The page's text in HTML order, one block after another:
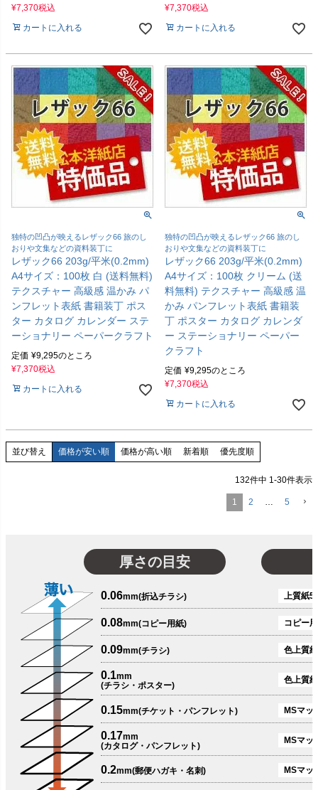
¥7,370税込
カートに入れる
¥7,370税込
カートに入れる
独特の凹凸が映えるレザック66 旅のし
おりや文集などの資料装丁に
レザック66 203g/平米(0.2mm)
A4サイズ：100枚 白 (送料無料)
テクスチャー 高級感 温かみ パ
ンフレット表紙 書籍装丁 ポス
ター カタログ カレンダー ステ
ーショナリー ペーパークラフト
定価 ¥9,295のところ
¥7,370税込
カートに入れる
独特の凹凸が映えるレザック66 旅のし
おりや文集などの資料装丁に
レザック66 203g/平米(0.2mm)
A4サイズ：100枚 クリーム (送
料無料) テクスチャー 高級感 温
かみ パンフレット表紙 書籍装
丁 ポスター カタログ カレンダ
ー ステーショナリー ペーパー
クラフト
定価 ¥9,295のところ
¥7,370税込
カートに入れる
並び替え 価格が安い順 価格が高い順 新着順 優先度順
132件中 1-30件表示
1 2 … 5
厚さの目安
0.06mm(折込チラシ) 上質紙
0.08mm(コピー用紙) コピー
0.09mm(チラシ) 色上質
0.1mm
(チラシ・ポスター)
色上質
0.15mm(チケット・パンフレット) MSマッ
0.17mm
(カタログ・パンフレット)
MSマッ
0.2mm(郵便ハガキ・名刺) MSマッ